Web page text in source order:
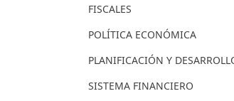
FISCALES
POLÍTICA ECONÓMICA
PLANIFICACIÓN Y
SISTEMA FINANCIERO